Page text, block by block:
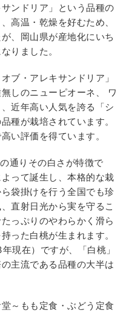
ンドリア」という品種の
高温・乾燥を好むため、
、岡山県が産地化にいち
りました。
ブ・アレキサンドリア」
しのニューピオーネ、 ワ
近年高い人気を誇る「シ
種が栽培されています。
い評価を得ています。
通りその白さが特徴で
って誕生し、本格的な栽
袋掛けを行う全国でも珍
直射日光から実を守るこ
っぷりのやわらかく滑ら
った白桃が生まれます。
現在）ですが、「白桃」
主流である品種の大半は
～もも定食・ぶどう定食